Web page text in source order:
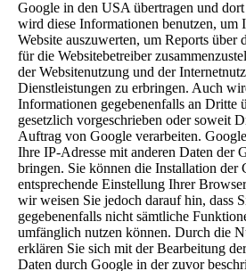
Google in den USA übertragen und
wird diese Informationen benutzen, um
Website auszuwerten, um Reports über
für die Websitebetreiber
der Websitenutzung und der
Dienstleistungen zu erbringen. Auch
Informationen gegebenenfalls an Dritte
gesetzlich vorgeschrieben oder soweit
Auftrag von Google verarbeiten.
Ihre IP-Adresse mit anderen Daten der
bringen. Sie können die Installation der
entsprechende Einstellung Ihrer
wir weisen Sie jedoch darauf hin, dass
gegebenenfalls nicht sämtliche
umfänglich nutzen können. Durch die
erklären Sie sich mit der Bearbeitung
Daten durch Google in der zuvor